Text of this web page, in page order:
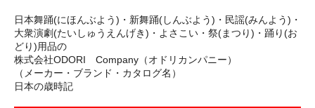
日本舞踊(にほんぶよう)・新舞踊(しんぶよう)・民謡(みんよう)・
大衆演劇(たいしゅうえんげき)・よさこい・祭(まつり)・踊り(お
どり)用品の
株式会社ODORI Company（オドリカンパニー）
（メーカー・ブランド・カタログ名）
日本の歳時記